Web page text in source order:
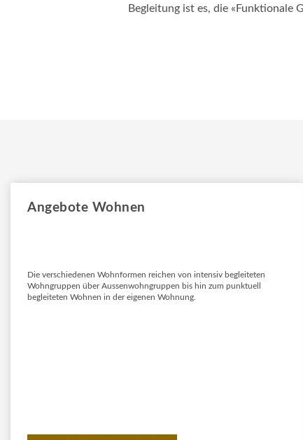
Begleitung ist es, die «Funktionale
Angebote Wohnen
Die verschiedenen Wohnformen reichen von intensiv begleiteten
Wohngruppen über Aussenwohngruppen bis hin zum punktuell
begleiteten Wohnen in der eigenen Wohnung.